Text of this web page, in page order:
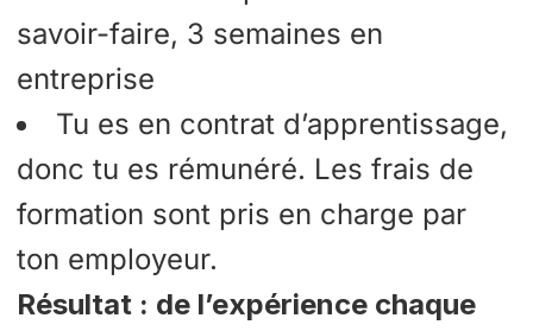
savoir-faire, 3 semaines en
entreprise
Tu es en contrat d’apprentissage,
donc tu es rémunéré. Les frais de
formation sont pris en charge par
ton employeur.
Résultat : de l’expérience chaque